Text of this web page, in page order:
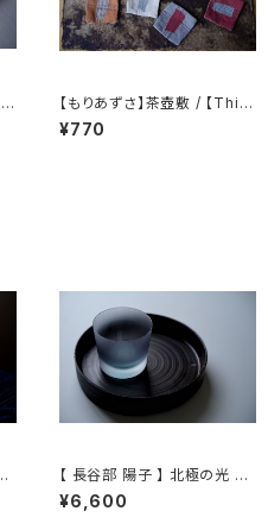
【もりあずさ】茶壺敷 / 【Thist
le】Teapot Coaster
¥770
【 長谷部 陽子 】 北極の光 ロ
ックグラス / 【 Yoko Haseb
e 】Whisky Tumbler
¥6,600